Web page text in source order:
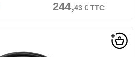
244,43€TTC